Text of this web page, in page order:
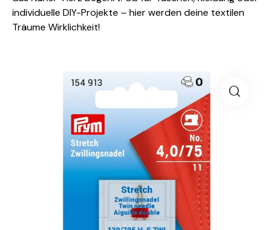
individuelle DIY-Projekte – hier werden deine textilen
Träume Wirklichkeit!